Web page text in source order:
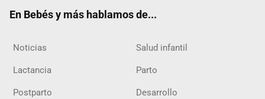
En Bebés y más hablamos de...
Noticias Salud infantil
Lactancia Parto
Postparto Desarrollo